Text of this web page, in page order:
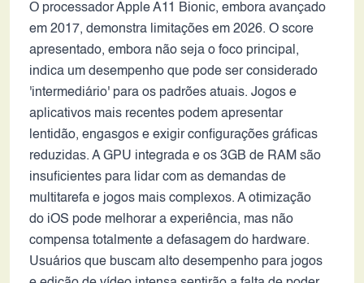
O processador Apple A11 Bionic, embora avançado
em 2017, demonstra limitações em 2026. O score
apresentado, embora não seja o foco principal,
indica um desempenho que pode ser considerado
'intermediário' para os padrões atuais. Jogos e
aplicativos mais recentes podem apresentar
lentidão, engasgos e exigir configurações gráficas
reduzidas. A GPU integrada e os 3GB de RAM são
insuficientes para lidar com as demandas de
multitarefa e jogos mais complexos. A otimização
do iOS pode melhorar a experiência, mas não
compensa totalmente a defasagem do hardware.
Usuários que buscam alto desempenho para jogos